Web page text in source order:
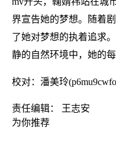
界宣告她的梦想。随着
了她对梦想的执着追求
静的自然环境中，她的
校对：潘美玲
责任编辑： 王志安
为你推荐